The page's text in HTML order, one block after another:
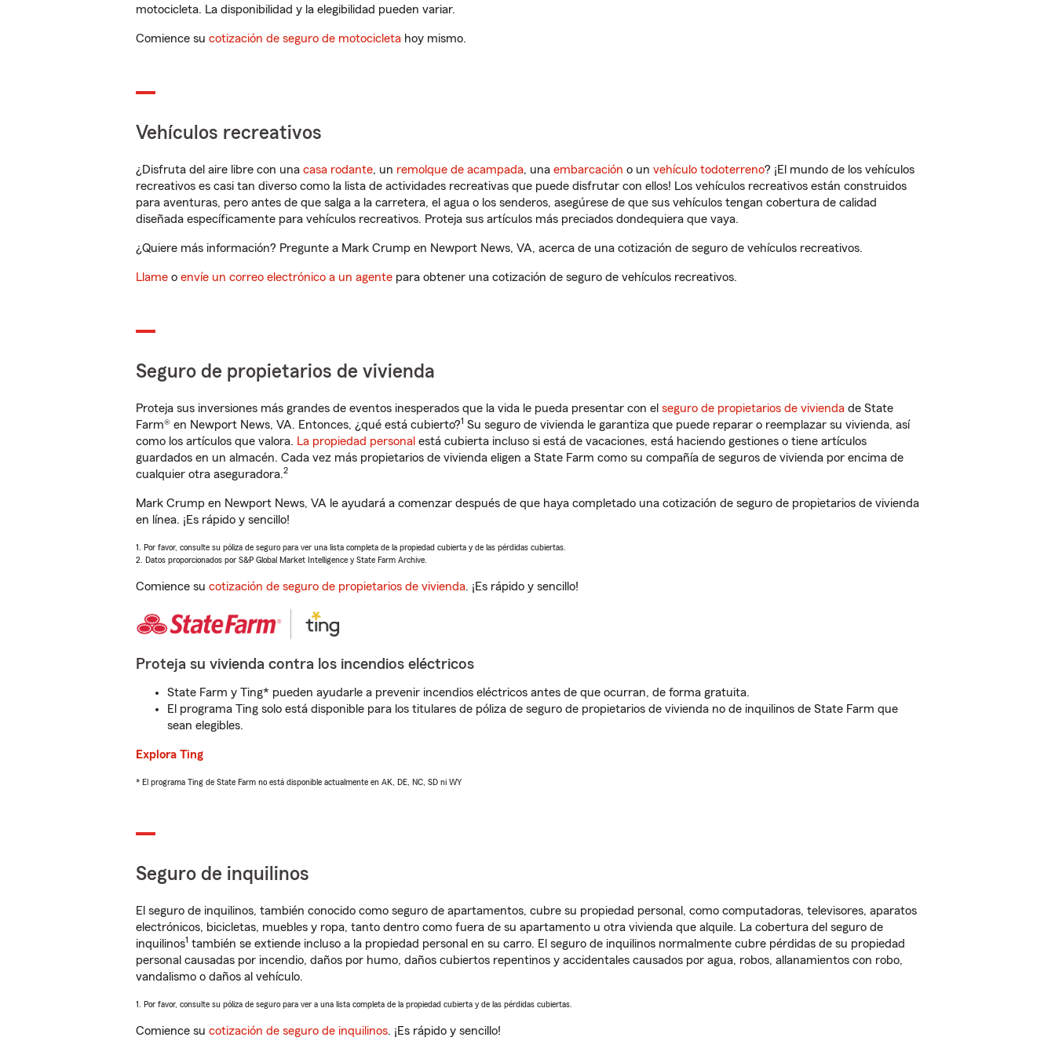
motocicleta. La disponibilidad y la elegibilidad pueden variar.
Comience su cotización de seguro de motocicleta hoy mismo.
Vehículos recreativos
¿Disfruta del aire libre con una casa rodante, un remolque de acampada, una embarcación o un vehículo todoterreno? ¡El mundo de los vehículos
recreativos es casi tan diverso como la lista de actividades recreativas que puede disfrutar con ellos! Los vehículos recreativos están construidos
para aventuras, pero antes de que salga a la carretera, el agua o los senderos, asegúrese de que sus vehículos tengan cobertura de calidad
diseñada específicamente para vehículos recreativos. Proteja sus artículos más preciados dondequiera que vaya.
¿Quiere más información? Pregunte a Mark Crump en Newport News, VA, acerca de una cotización de seguro de vehículos recreativos.
Llame o envíe un correo electrónico a un agente para obtener una cotización de seguro de vehículos recreativos.
Seguro de propietarios de vivienda
Proteja sus inversiones más grandes de eventos inesperados que la vida le pueda presentar con el seguro de propietarios de vivienda de State
Farm® en Newport News, VA. Entonces, ¿qué está cubierto?1 Su seguro de vivienda le garantiza que puede reparar o reemplazar su vivienda, así
como los artículos que valora. La propiedad personal está cubierta incluso si está de vacaciones, está haciendo gestiones o tiene artículos
guardados en un almacén. Cada vez más propietarios de vivienda eligen a State Farm como su compañía de seguros de vivienda por encima de
cualquier otra aseguradora.2
Mark Crump en Newport News, VA le ayudará a comenzar después de que haya completado una cotización de seguro de propietarios de vivienda
en línea. ¡Es rápido y sencillo!
1. Por favor, consulte su póliza de seguro para ver una lista completa de la propiedad cubierta y de las pérdidas cubiertas.
2. Datos proporcionados por S&P Global Market Intelligence y State Farm Archive.
Comience su cotización de seguro de propietarios de vivienda. ¡Es rápido y sencillo!
Proteja su vivienda contra los incendios eléctricos
State Farm y Ting* pueden ayudarle a prevenir incendios eléctricos antes de que ocurran, de forma gratuita.
El programa Ting solo está disponible para los titulares de póliza de seguro de propietarios de vivienda no de inquilinos de State Farm que
sean elegibles.
Explora Ting
* El programa Ting de State Farm no está disponible actualmente en AK, DE, NC, SD ni WY
Seguro de inquilinos
El seguro de inquilinos, también conocido como seguro de apartamentos, cubre su propiedad personal, como computadoras, televisores, aparatos
electrónicos, bicicletas, muebles y ropa, tanto dentro como fuera de su apartamento u otra vivienda que alquile. La cobertura del seguro de
inquilinos1 también se extiende incluso a la propiedad personal en su carro. El seguro de inquilinos normalmente cubre pérdidas de su propiedad
personal causadas por incendio, daños por humo, daños cubiertos repentinos y accidentales causados por agua, robos, allanamientos con robo,
vandalismo o daños al vehículo.
1. Por favor, consulte su póliza de seguro para ver a una lista completa de la propiedad cubierta y de las pérdidas cubiertas.
Comience su cotización de seguro de inquilinos. ¡Es rápido y sencillo!